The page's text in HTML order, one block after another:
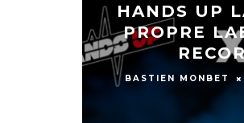
HANDS UP
PROPRE
BASTIEN MONBET